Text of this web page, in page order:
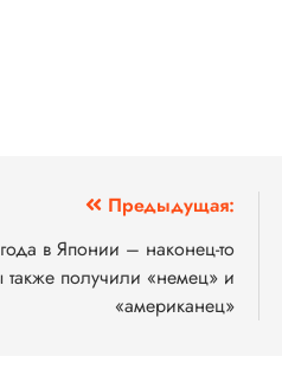
Предыдущая:
в Японии – наконец-то
получили «немец» и
«американец»